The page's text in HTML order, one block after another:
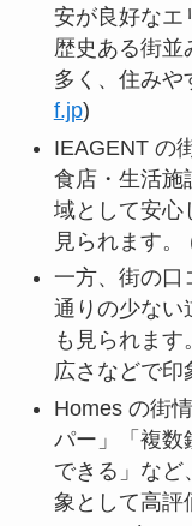
安が良好なエ
歴史ある街並
多く、住みや
f.jp)
IEAGENT の
食店・生活施
域として安心
見られます。
一方、街の口
通りの少ない
も見られま
広さなどで印
Homes の街
パー」「複数
できる」など
象として高評